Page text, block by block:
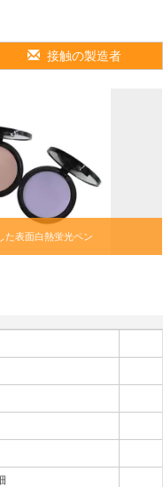
接触の製造者
た表面白熱蛍光ペン